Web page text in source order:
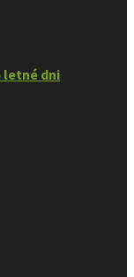
letné dni